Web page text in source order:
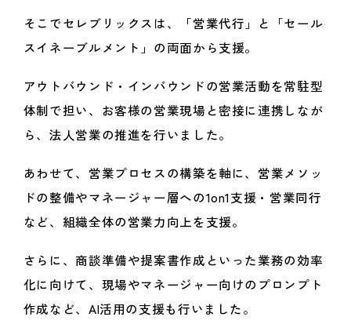
そこでセレブリックスは、「営業代行」と「セール
スイネーブルメント」の両面から支援。
アウトバウンド・インバウンドの営業活動を常駐型
体制で担い、お客様の営業現場と密接に連携しなが
ら、法人営業の推進を行いました。
あわせて、営業プロセスの構築を軸に、営業メソッ
ドの整備やマネージャー層への1on1支援・営業同行
など、組織全体の営業力向上を支援。
さらに、商談準備や提案書作成といった業務の効率
化に向けて、現場やマネージャー向けのプロンプト
作成など、AI活用の支援も行いました。